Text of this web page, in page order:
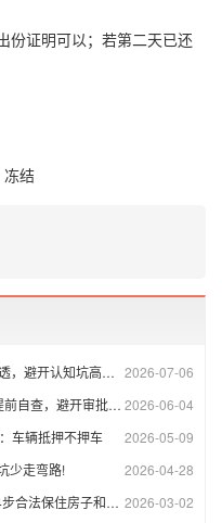
份证明可以；若第二天已还
冻结
2026-07-06
开认知坑高效融资
2026-06-04
查，避开审批翻车
2026-05-09
车辆抵押不押车
2026-04-28
少走弯路!
2026-03-02
法保住房子和征信